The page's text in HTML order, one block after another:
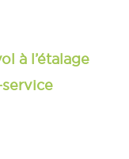
à l’étalage